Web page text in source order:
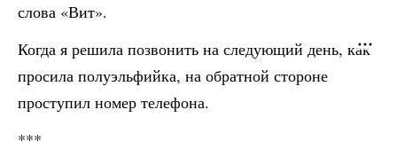
слова «Вит».
Когда я решила позвонить на следующий день, как
просила полуэльфийка, на обратной стороне
проступил номер телефона.
***